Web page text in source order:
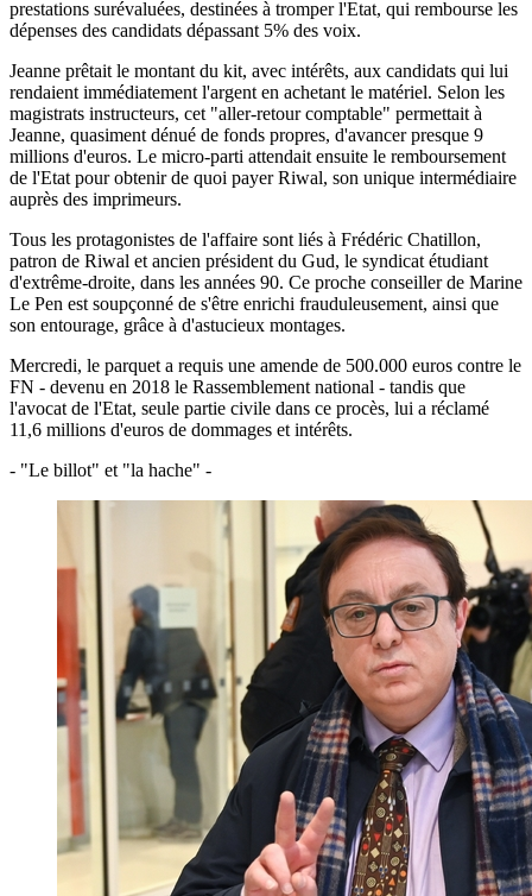
prestations surévaluées, destinées à tromper l'Etat, qui rembourse les
dépenses des candidats dépassant 5% des voix.
Jeanne prêtait le montant du kit, avec intérêts, aux candidats qui lui
rendaient immédiatement l'argent en achetant le matériel. Selon les
magistrats instructeurs, cet "aller-retour comptable" permettait à
Jeanne, quasiment dénué de fonds propres, d'avancer presque 9
millions d'euros. Le micro-parti attendait ensuite le remboursement
de l'Etat pour obtenir de quoi payer Riwal, son unique intermédiaire
auprès des imprimeurs.
Tous les protagonistes de l'affaire sont liés à Frédéric Chatillon,
patron de Riwal et ancien président du Gud, le syndicat étudiant
d'extrême-droite, dans les années 90. Ce proche conseiller de Marine
Le Pen est soupçonné de s'être enrichi frauduleusement, ainsi que
son entourage, grâce à d'astucieux montages.
Mercredi, le parquet a requis une amende de 500.000 euros contre le
FN - devenu en 2018 le Rassemblement national - tandis que
l'avocat de l'Etat, seule partie civile dans ce procès, lui a réclamé
11,6 millions d'euros de dommages et intérêts.
- "Le billot" et "la hache" -